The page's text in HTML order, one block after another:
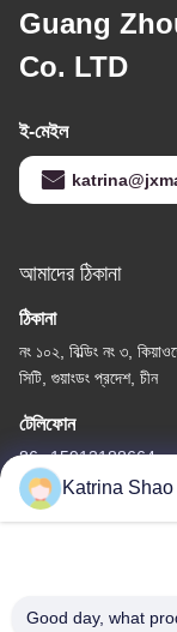
Guang
Co. LTD
ই-মেইল
আমাদের ঠিকানা
ঠিকানা
নং ১০২, বিল্ডিং নং ৩,
সিটি, গুয়াংডং প্রদেশ, চীন
টেলিফোন
86--15913188664
Katrina Shao
Good day, what